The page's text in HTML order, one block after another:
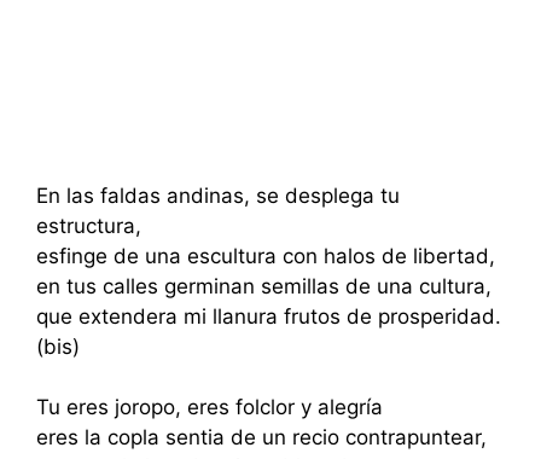
En las faldas andinas, se desplega tu
estructura,
esfinge de una escultura con halos de libertad,
en tus calles germinan semillas de una cultura,
que extendera mi llanura frutos de prosperidad.
(bis)
Tu eres joropo, eres folclor y alegría
eres la copla sentia de un recio contrapuntear,